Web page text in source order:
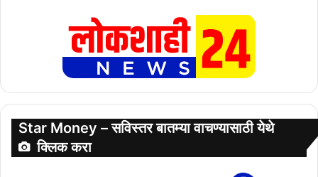
Star Money – सविस्तर बातम्या वाचण्यासाठी येथे
क्लिक करा